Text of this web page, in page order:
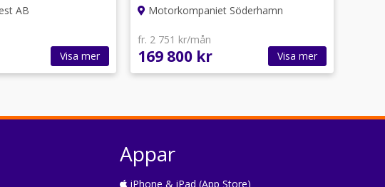
AB
Visa mer
Motorkompaniet Söderhamn
fr. 2 751 kr/mån
169 800 kr Visa mer
Appar
iPhone & iPad (App Store)